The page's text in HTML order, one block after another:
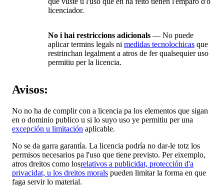
licenciador.
No i hai restriccions adicionals — No puede
aplicar termins legals ni medidas tecnolochicas que
restrinchan legalment a atros de fer qualsequier uso
permitiu per la licencia.
Avisos:
No no ha de complir con a licencia pa los elementos que sigan
en o dominio publico u si lo suyo uso ye permitiu per una
excepción u limitación aplicable.
No se da garra garantía. La licencia podría no dar-le totz los
permisos necesarios pa l'uso que tiene previsto. Per eixemplo,
atros dreitos como losrelativos a publicidat, protección d'a
privacidat, u los dreitos morals pueden limitar la forma en que
faga servir lo material.